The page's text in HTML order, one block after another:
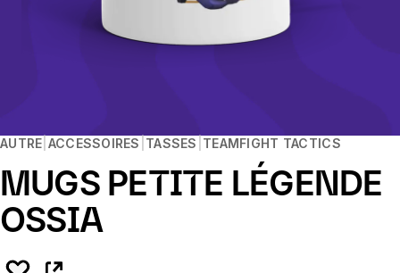
AUTRE ACCESSOIRES TASSES TEAMFIGHT TACTICS
MUGS PETITE LÉGENDE
OSSIA